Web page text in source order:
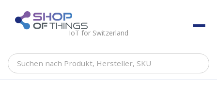
content ShopOfThings
IoT for Switzerland
Suchen